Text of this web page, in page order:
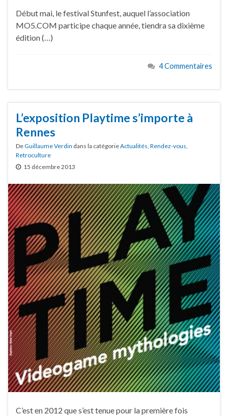
Début mai, le festival Stunfest, auquel l’association
MO5.COM participe chaque année, tiendra sa dixième
édition (…)
4 Commentaires
L’exposition Playtime s’importe à
Rennes
DeGuillaume Verdin dans la catégorieActualités, Rendez-vous,
Retroculture
15 décembre 2013
C’est en 2012 que s’est tenue pour la première fois